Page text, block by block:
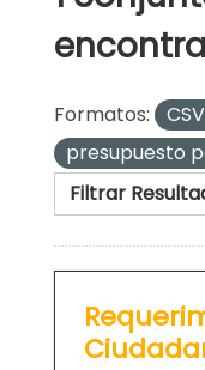
Formatos: CSV
presupuesto
Filtrar